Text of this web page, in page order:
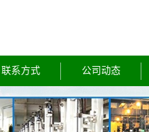
联系方式 公司动态